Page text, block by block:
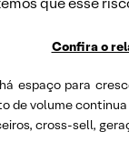
Confira o
espaço para
de volume
cross-sell,